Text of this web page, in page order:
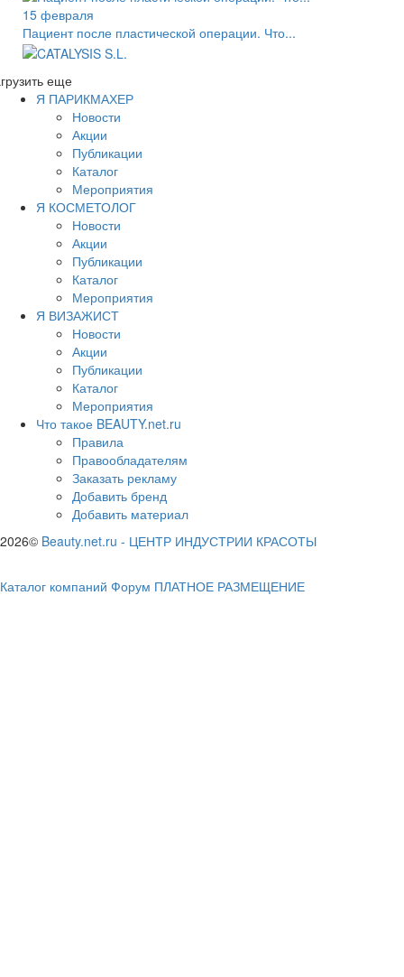
15 февраля
Пациент после пластической операции. Что...
еще
Я ПАРИКМАХЕР
Новости
Акции
Публикации
Каталог
Мероприятия
Я КОСМЕТОЛОГ
Новости
Акции
Публикации
Каталог
Мероприятия
Я ВИЗАЖИСТ
Новости
Акции
Публикации
Каталог
Мероприятия
Что такое BEAUTY.net.ru
Правила
Правообладателям
Заказать рекламу
Добавить бренд
Добавить материал
2026© Beauty.net.ru - ЦЕНТР ИНДУСТРИИ КРАСОТЫ
Каталог компаний Форум ПЛАТНОЕ РАЗМЕЩЕНИЕ